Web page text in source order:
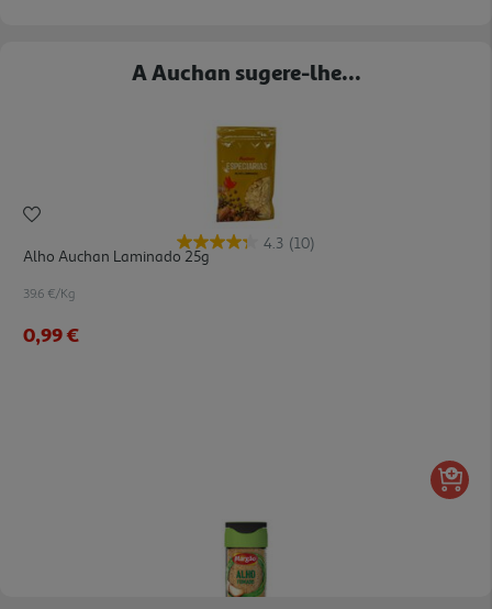
A Auchan sugere-lhe...
4.3 (10)
Alho Auchan Laminado 25g
39.6 €/Kg
0,99 €